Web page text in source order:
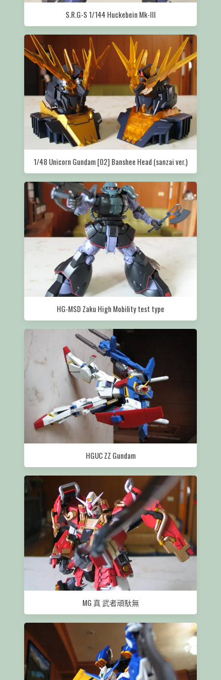
S.R.G-S 1/144 Huckebein Mk-III
1/48 Unicorn Gundam [02] Banshee Head (sanzai ver.)
HG-MSD Zaku High Mobility test type
HGUC ZZ Gundam
MG 真 武者頑馱無